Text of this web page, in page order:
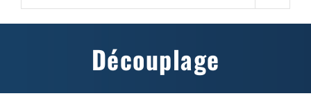
Découplage